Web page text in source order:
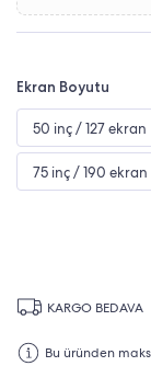
Ekran Boyutu
50 inç / 127 ekran
75 inç / 190 ekran
KARGO BEDAVA
Bu üründen